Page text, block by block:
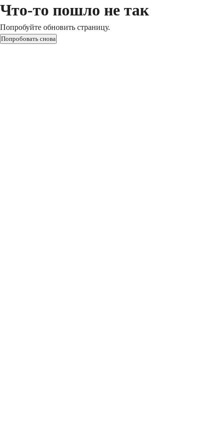
Что-то пошло не так
Попробуйте обновить страницу.
Попробовать снова